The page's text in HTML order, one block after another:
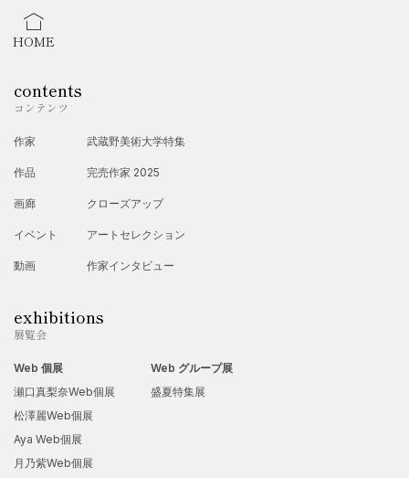
HOME
contents
コンテンツ
作家
作品
画廊
イベント
動画
武蔵野美術大学特集
完売作家 2025
クローズアップ
アートセレクション
作家インタビュー
exhibitions
展覧会
Web 個展
瀬口真梨奈Web個展
松澤麗Web個展
Aya Web個展
月乃紫Web個展
Web グループ展
盛夏特集展